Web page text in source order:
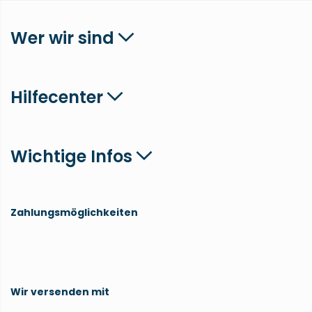
Wer wir sind
Hilfecenter
Wichtige Infos
Zahlungsmöglichkeiten
Wir versenden mit